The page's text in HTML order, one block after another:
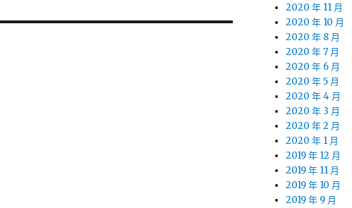
2020 年 11 月
2020 年 10 月
2020 年 8 月
2020 年 7 月
2020 年 6 月
2020 年 5 月
2020 年 4 月
2020 年 3 月
2020 年 2 月
2020 年 1 月
2019 年 12 月
2019 年 11 月
2019 年 10 月
2019 年 9 月